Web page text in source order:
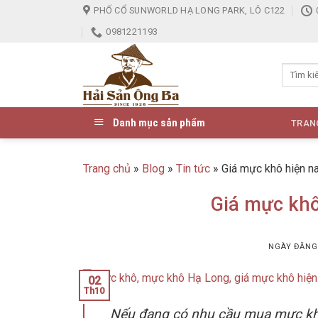
PHỐ CỔ SUNWORLD HẠ LONG PARK, LÔ C122
0981221193
Danh mục sản phẩm
Trang chủ » Blog » Tin tức » Giá mực khô hiện
Giá mực
NGÀY
02
Th10
Nếu đang có nhu cầu mua mực